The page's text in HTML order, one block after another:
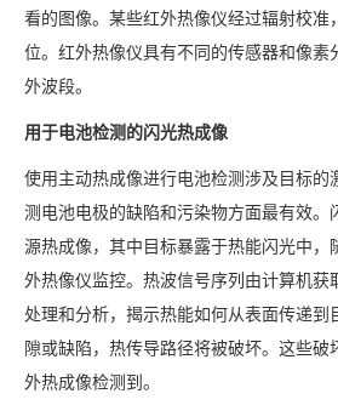
看的图像。某些红外热像仪经过辐射校准
位。红外热像仪具有不同的传感器和像素
外波段。
用于电池检测的闪光热成像
使用主动热成像进行电池检测涉及目标的
测电池电极的缺陷和污染物方面最有效。
源热成像，其中目标暴露于热能闪光中，
外热像仪监控。热波信号序列由计算机获
处理和分析，揭示热能如何从表面传递到
隙或缺陷，热传导路径将被破坏。这些破
外热成像检测到。